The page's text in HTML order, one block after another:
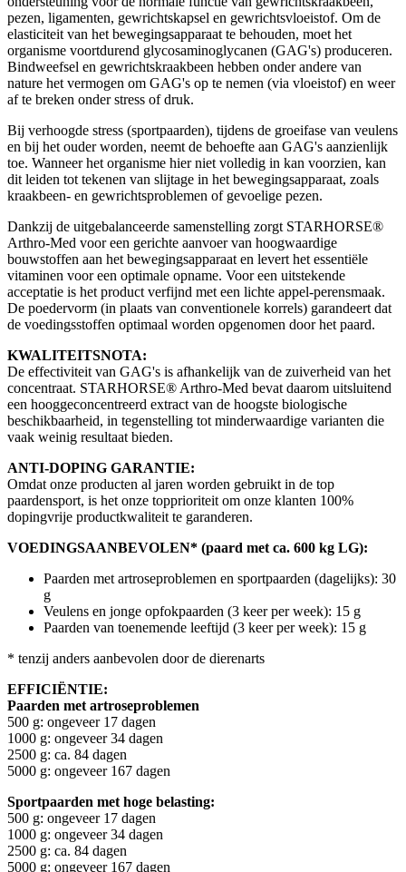
pezen, ligamenten, gewrichtskapsel en gewrichtsvloeistof. Om de
elasticiteit van het bewegingsapparaat te behouden, moet het
organisme voortdurend glycosaminoglycanen (GAG's) produceren.
Bindweefsel en gewrichtskraakbeen hebben onder andere van
nature het vermogen om GAG's op te nemen (via vloeistof) en weer
af te breken onder stress of druk.
Bij verhoogde stress (sportpaarden), tijdens de groeifase van veulens
en bij het ouder worden, neemt de behoefte aan GAG's aanzienlijk
toe. Wanneer het organisme hier niet volledig in kan voorzien, kan
dit leiden tot tekenen van slijtage in het bewegingsapparaat, zoals
kraakbeen- en gewrichtsproblemen of gevoelige pezen.
Dankzij de uitgebalanceerde samenstelling zorgt STARHORSE®
Arthro-Med voor een gerichte aanvoer van hoogwaardige
bouwstoffen aan het bewegingsapparaat en levert het essentiële
vitaminen voor een optimale opname. Voor een uitstekende
acceptatie is het product verfijnd met een lichte appel-perensmaak.
De poedervorm (in plaats van conventionele korrels) garandeert dat
de voedingsstoffen optimaal worden opgenomen door het paard.
KWALITEITSNOTA:
De effectiviteit van GAG's is afhankelijk van de zuiverheid van het
concentraat. STARHORSE® Arthro-Med bevat daarom uitsluitend
een hooggeconcentreerd extract van de hoogste biologische
beschikbaarheid, in tegenstelling tot minderwaardige varianten die
vaak weinig resultaat bieden.
ANTI-DOPING GARANTIE:
Omdat onze producten al jaren worden gebruikt in de top
paardensport, is het onze topprioriteit om onze klanten 100%
dopingvrije productkwaliteit te garanderen.
VOEDINGSAANBEVOLEN* (paard met ca. 600 kg LG):
Paarden met artroseproblemen en sportpaarden (dagelijks): 30
g
Veulens en jonge opfokpaarden (3 keer per week): 15 g
Paarden van toenemende leeftijd (3 keer per week): 15 g
* tenzij anders aanbevolen door de dierenarts
EFFICIËNTIE:
Paarden met artroseproblemen
500 g: ongeveer 17 dagen
1000 g: ongeveer 34 dagen
2500 g: ca. 84 dagen
5000 g: ongeveer 167 dagen
Sportpaarden met hoge belasting:
500 g: ongeveer 17 dagen
1000 g: ongeveer 34 dagen
2500 g: ca. 84 dagen
5000 g: ongeveer 167 dagen